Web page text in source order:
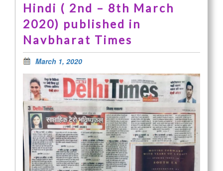
Hindi ( 2nd – 8th March
2020) published in
Navbharat Times
March 1, 2020